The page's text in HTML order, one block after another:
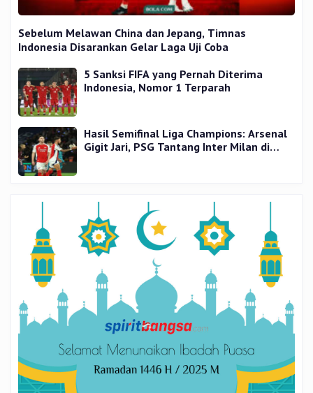
Sebelum Melawan China dan Jepang, Timnas
Indonesia Disarankan Gelar Laga Uji Coba
5 Sanksi FIFA yang Pernah Diterima
Indonesia, Nomor 1 Terparah
Hasil Semifinal Liga Champions: Arsenal
Gigit Jari, PSG Tantang Inter Milan di